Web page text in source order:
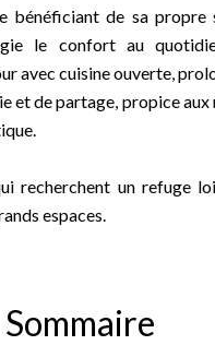
bénéficiant de sa
le confort au
avec cuisine ouverte,
et de partage, propice
recherchent un refuge
espaces.
Sommaire